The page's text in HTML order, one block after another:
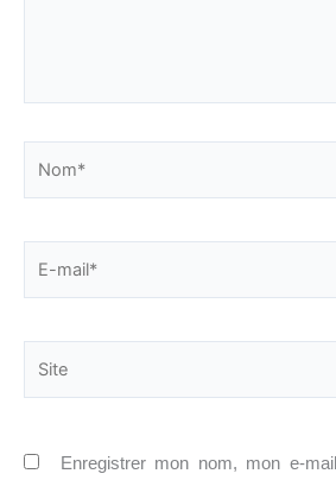
mail*
Enregistrer mon nom, mon e-